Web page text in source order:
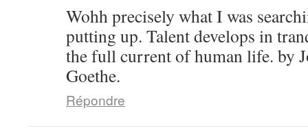
Wohh precisely what I was
putting up. Talent develops in
the full current of human life. by
Goethe.
Répondre